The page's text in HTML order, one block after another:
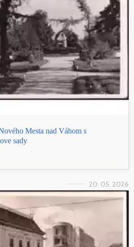
Mesta nad Váhom s
sady
20. 05. 2026